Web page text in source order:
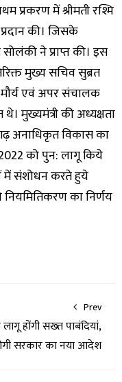
प्रकरण में श्रीमती रश्मि
की। जिसके
ने प्राप्त की। इस
मुख्य सचिव सुब्रत
एवं अपर संचालक
मुख्यमंत्री की अध्यक्षता
अनाधिकृत विकास का
को पुन: लागू किये
में संशोधन करते हुये
का निर्णय
Prev
होंगी सख्‍त पाबंदियां,
सरकार का नया आदेश